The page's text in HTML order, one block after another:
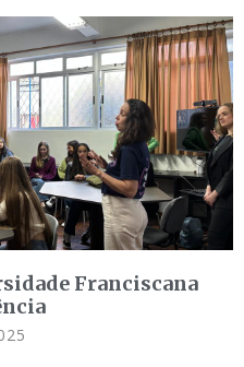
Franciscana